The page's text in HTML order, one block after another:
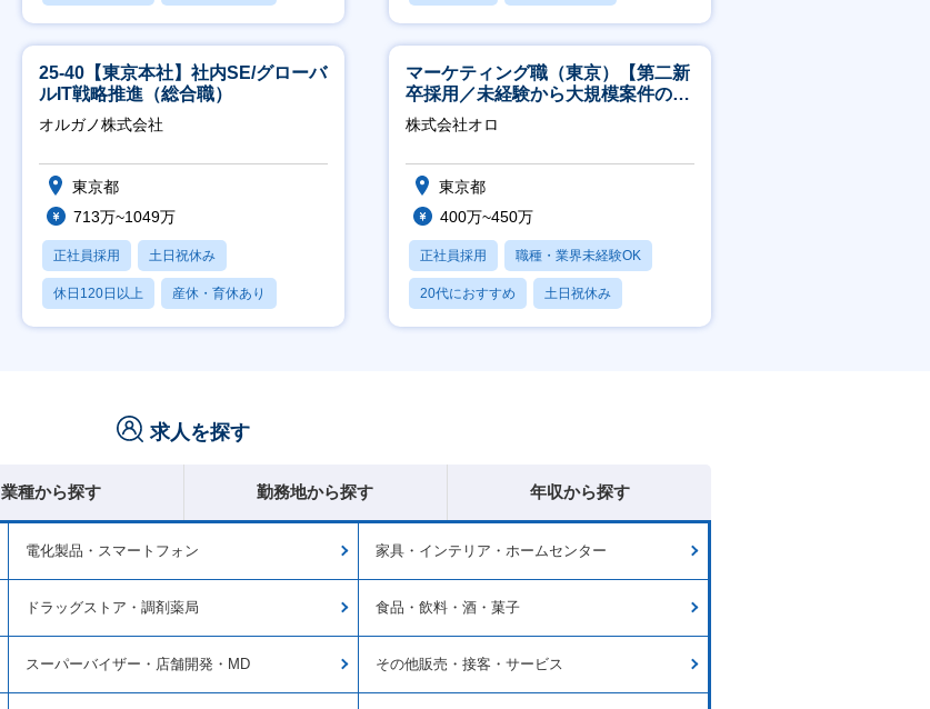
賞与あり 産休・育休あり
25-40【東京本社】社内SE/グローバ
ルIT戦略推進（総合職）
オルガノ株式会社
東京都
713万~1049万
正社員採用 土日祝休み
休日120日以上 産休・育休あり
月残業20時間以内
マーケティング職（東京）【第二新
卒採用／未経験から大規模案件のマ
ーケティングが経験できる／研修充
実】
株式会社オロ
東京都
400万~450万
正社員採用 職種・業界未経験OK
20代におすすめ 土日祝休み
休日120日以上
求人を探す
業種から探す 勤務地から探す 年収から探す
電化製品・スマートフォン 家具・インテリア・ホームセンター
ドラッグストア・調剤薬局 食品・飲料・酒・菓子
スーパーバイザー・店舗開発・MD その他販売・接客・サービス